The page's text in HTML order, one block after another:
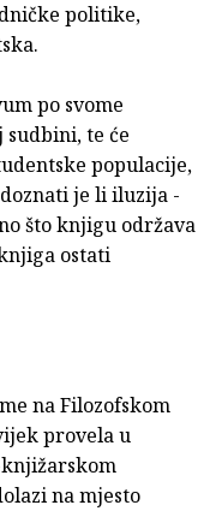
politike,
po svome
te će
populacije,
je li iluzija -
što knjigu održava
ostati
na Filozofskom
provela u
na mjesto